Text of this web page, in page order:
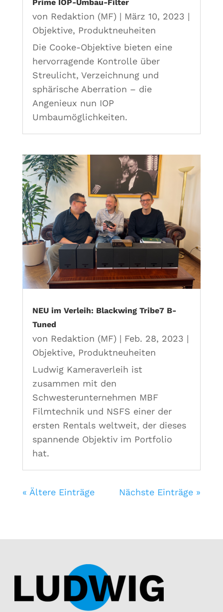
Prime IOP-Umbau-Filter
von Redaktion (MF)| März 10, 2023 |
Objektive, Produktneuheiten
Die Cooke-Objektive bieten eine
hervorragende Kontrolle über
Streulicht, Verzeichnung und
sphärische Aberration – die
Angenieux nun IOP
Umbaumöglichkeiten.
NEU im Verleih: Blackwing Tribe7 B-
Tuned
von Redaktion (MF)| Feb. 28, 2023 |
Objektive, Produktneuheiten
Ludwig Kameraverleih ist
zusammen mit den
Schwesterunternehmen MBF
Filmtechnik und NSFS einer der
ersten Rentals weltweit, der dieses
spannende Objektiv im Portfolio
hat.
« Ältere Einträge Nächste Einträge »